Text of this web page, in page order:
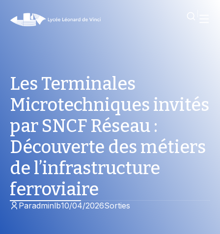
Les Terminales
Microtechniques invités
par SNCF Réseau :
Découverte des métiers
de l’infrastructure
ferroviaire
Paradminlb10/04/2026Sorties